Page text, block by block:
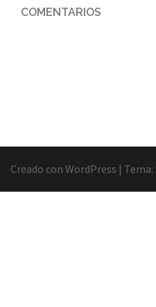
COMENTARIOS
Creado con WordPress | Tema: